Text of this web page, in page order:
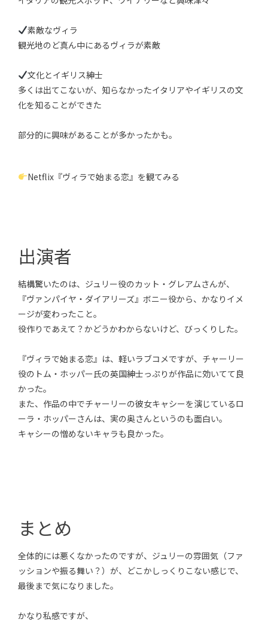
素敵なヴィラ
観光地のど真ん中にあるヴィラが素敵
文化とイギリス紳士
多くは出てこないが、知らなかったイタリアやイギリスの文
化を知ることができた
部分的に興味があることが多かったかも。
Netflix『ヴィラで始まる恋』を観てみる
出演者
結構驚いたのは、ジュリー役のカット・グレアムさんが、
『ヴァンパイヤ・ダイアリーズ』ボニー役から、かなりイメ
ージが変わったこと。
役作りであえて？かどうかわからないけど、びっくりした。
『ヴィラで始まる恋』は、軽いラブコメですが、チャーリー
役のトム・ホッパー氏の英国紳士っぷりが作品に効いてて良
かった。
また、作品の中でチャーリーの彼女キャシーを演じているロ
ーラ・ホッパーさんは、実の奥さんというのも面白い。
キャシーの憎めないキャラも良かった。
まとめ
全体的には悪くなかったのですが、ジュリーの雰囲気（ファ
ッションや振る舞い？）が、どこかしっくりこない感じで、
最後まで気になりました。
かなり私感ですが、